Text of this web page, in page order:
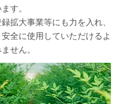
す。
拡大事業等にも力を入れ、
全に使用していただけるよ
せん。